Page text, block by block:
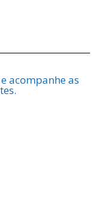
acompanhe as